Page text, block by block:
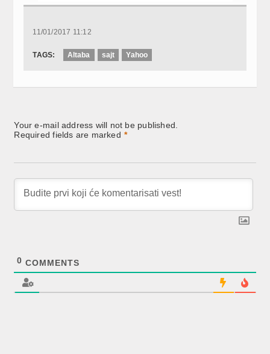
11/01/2017 11:12
TAGS: Altaba sajt Yahoo
Your e-mail address will not be published.
Required fields are marked *
0 COMMENTS